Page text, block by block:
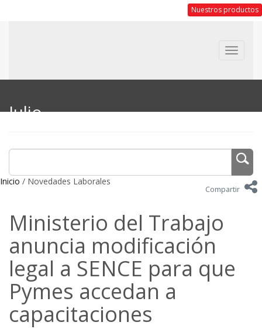
Nuestros productos
Toggle
Julio
Inicio / Novedades Laborales
Compartir
Ministerio del Trabajo
anuncia modificación
legal a SENCE para que
Pymes accedan a
capacitaciones